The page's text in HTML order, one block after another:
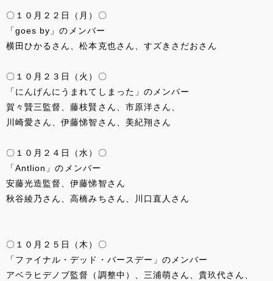
〇１０月２２日（月）〇
「goes by」のメンバー
横田ひかるさん、松本克也さん、すズきさだおさん
〇１０月２３日（火）〇
「にんげんにうまれてしまった」のメンバー
賀々贒三監督、藤枝賢さん、市原洋さん、
川崎愛さん、伊藤悌智さん、美紀翔さん
〇１０月２４日（水）〇
「Antlion」のメンバー
安藤光造監督、伊藤悌智さん
秋谷綾乃さん、高橋みちさん、川口直人さん
〇１０月２５日（木）〇
「ファイナル・デッド・バースデー」のメンバー
アベラヒデノブ監督（調整中）、三浦萌さん、貴玖代さん、